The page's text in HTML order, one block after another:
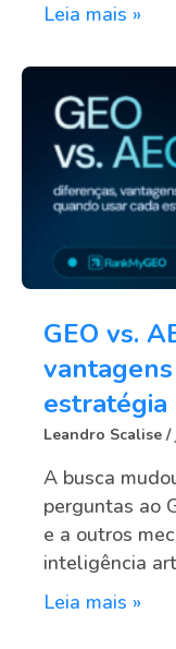
Leia mais »
GEO vs.
estratégia
Leandro Scalise
A busca
perguntas ao
e a outros
inteligência
Leia mais »